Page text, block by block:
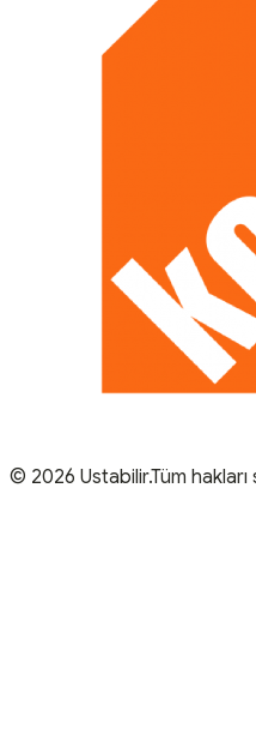
© 2026 Ustabilir.Tüm hakları